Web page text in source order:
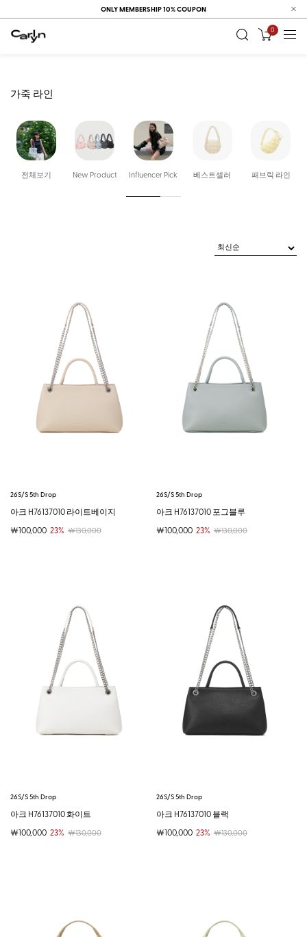
ONLY MEMBERSHIP 10% COUPON
0
가죽 라인
전체보기 New Product Influencer Pick 베스트셀러 패브릭 라인
26S/S 5th Drop
아크 H76137010 라이트베이지
￦100,000 23% ￦130,000
26S/S 5th Drop
아크 H76137010 포그블루
￦100,000 23% ￦130,000
26S/S 5th Drop
아크 H76137010 화이트
￦100,000 23% ￦130,000
26S/S 5th Drop
아크 H76137010 블랙
￦100,000 23% ￦130,000